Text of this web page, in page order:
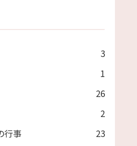
3
1
26
2
行事
23